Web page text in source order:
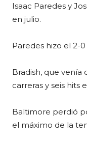
Isaac Paredes y
en julio.
Paredes hizo el 2-
Bradish, que venía
carreras y seis hits
Baltimore perdió
el máximo de la